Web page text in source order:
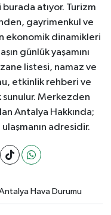
atıyor. Turizm
gayrimenkul ve
ekonomik dinamikleri
günlük yaşamını
listesi, namaz ve
etkinlik rehberi ve
Merkezden
Antalya Hakkında;
adresidir.
Hava Durumu